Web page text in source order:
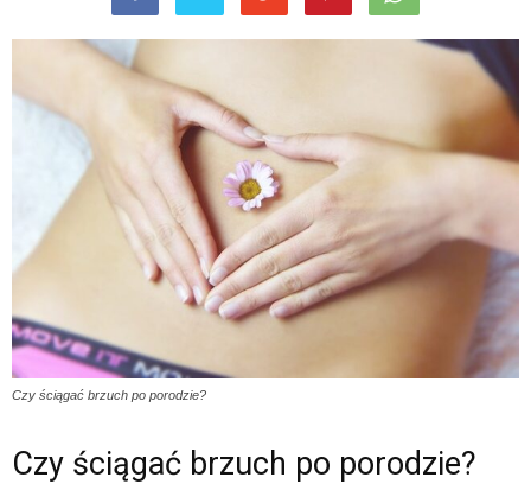
Czy ściągać brzuch po porodzie?
Czy ściągać brzuch po porodzie?